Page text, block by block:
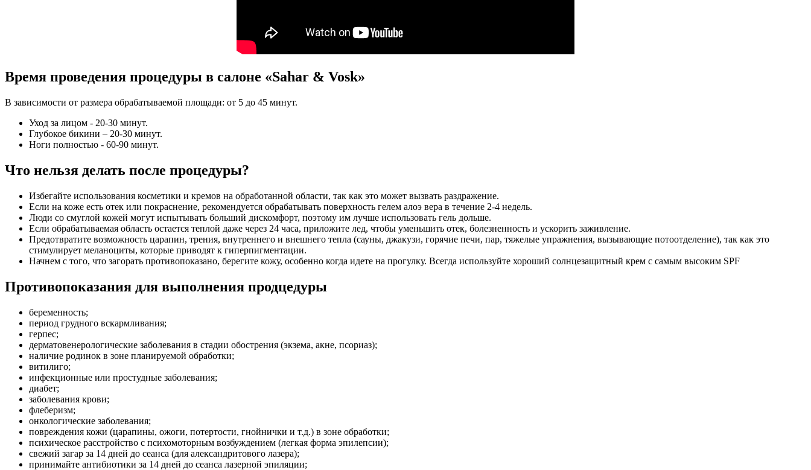
Время проведения процедуры в салоне «Sahar & Vosk»
В зависимости от размера обрабатываемой площади: от 5 до 45 минут.
Уход за лицом - 20-30 минут.
Глубокое бикини – 20-30 минут.
Ноги полностью - 60-90 минут.
Что нельзя делать после процедуры?
Избегайте использования косметики и кремов на обработанной области, так как это может вызвать раздражение.
Если на коже есть отек или покраснение, рекомендуется обрабатывать поверхность гелем алоэ вера в течение 2-4 недель.
Люди со смуглой кожей могут испытывать больший дискомфорт, поэтому им лучше использовать гель дольше.
Если обрабатываемая область остается теплой даже через 24 часа, приложите лед, чтобы уменьшить отек, болезненность и ускорить заживление.
Предотвратите возможность царапин, трения, внутреннего и внешнего тепла (сауны, джакузи, горячие печи, пар, тяжелые упражнения, вызывающие потоотделение), так как это
стимулирует меланоциты, которые приводят к гиперпигментации.
Начнем с того, что загорать противопоказано, берегите кожу, особенно когда идете на прогулку. Всегда используйте хороший солнцезащитный крем с самым высоким SPF
Противопоказания для выполнения продцедуры
беременность;
период грудного вскармливания;
герпес;
дерматовенерологические заболевания в стадии обострения (экзема, акне, псориаз);
наличие родинок в зоне планируемой обработки;
витилиго;
инфекционные или простудные заболевания;
диабет;
заболевания крови;
флеберизм;
онкологические заболевания;
повреждения кожи (царапины, ожоги, потертости, гнойнички и т.д.) в зоне обработки;
психическое расстройство с психомоторным возбуждением (легкая форма эпилепсии);
свежий загар за 14 дней до сеанса (для александритового лазера);
принимайте антибиотики за 14 дней до сеанса лазерной эпиляции;